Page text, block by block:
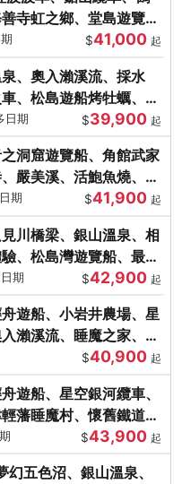
寺虹之鄉、堂島遊覽
$41,000 起
、奧入瀨溪流、採水
、松島遊船烤牡蠣、嚴
期 $39,900 起
洞窟遊覽船、角館武家
嚴美溪、活鮑魚燒、烤
期 $41,900 起
川橋梁、銀山溫泉、相
、松島灣遊覽船、最上
期 $42,900 起
遊船、小岩井農場、星
瀨溪流、睡魔之家、朱
$40,900 起
遊船、星空銀河纜車、
藩睡魔村、懷舊鐵道
$43,900 起
五色沼、銀山溫泉、